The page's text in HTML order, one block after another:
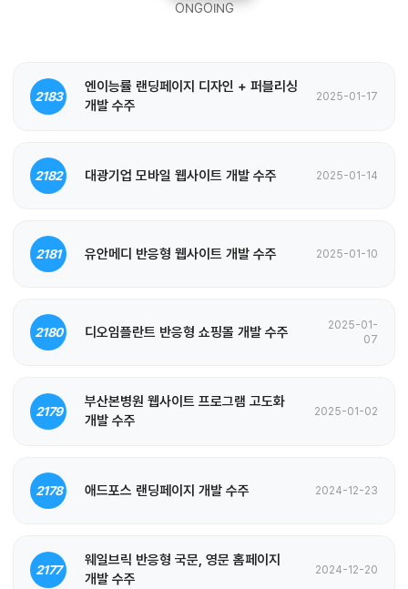
ONGOING
2183
엔이능률 랜딩페이지 디자인 + 퍼블리싱
개발 수주
2025-01-17
2182 대광기업 모바일 웹사이트 개발 수주 2025-01-14
2181 유안메디 반응형 웹사이트 개발 수주 2025-01-10
2180 디오임플란트 반응형 쇼핑몰 개발 수주
2025-01-
07
2179
부산본병원 웹사이트 프로그램 고도화
개발 수주
2025-01-02
2178 애드포스 랜딩페이지 개발 수주 2024-12-23
2177
웨일브릭 반응형 국문, 영문 홈페이지
개발 수주
2024-12-20